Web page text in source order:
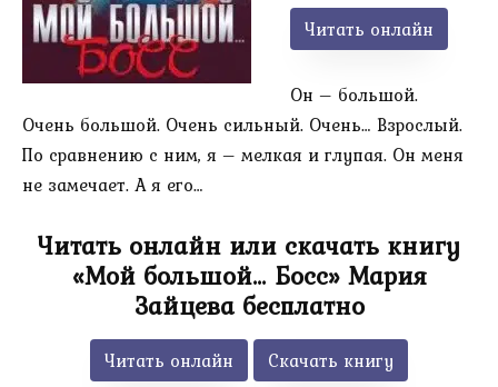
Читать онлайн
Он – большой.
Очень большой. Очень сильный. Очень… Взрослый.
По сравнению с ним, я – мелкая и глупая. Он меня
не замечает. А я его…
Читать онлайн или скачать книгу
«Мой большой… Босс» Мария
Зайцева бесплатно
Читать онлайн Скачать книгу